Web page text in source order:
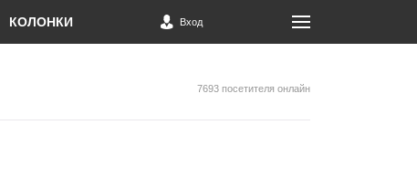
КОЛОНКИ Вход
7693 посетителя онлайн